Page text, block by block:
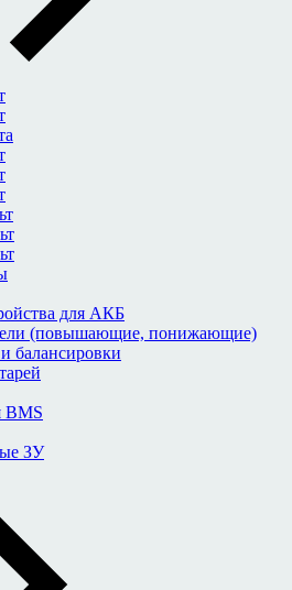
для АКБ
(повышающие, понижающие)
балансировки
BMS
ЗУ